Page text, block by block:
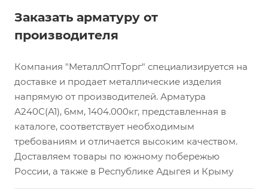
Заказать арматуру от
производителя
Компания "МеталлОптТорг" специализируется на
доставке и продает металлические изделия
напрямую от производителей. Арматура
А240С(А1), 6мм, 1404.000кг, представленная в
каталоге, соответствует необходимым
требованиям и отличается высоким качеством.
Доставляем товары по южному побережью
России, а также в Республике Адыгея и Крыму